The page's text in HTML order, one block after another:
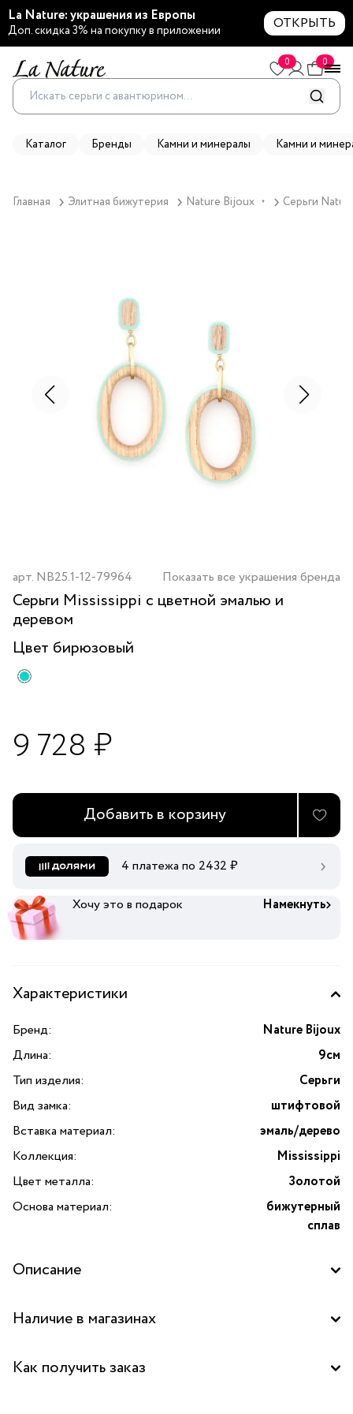
La Nature: украшения из Европы
Доп. скидка 3% на покупку в приложении ОТКРЫТЬ
0 0
Каталог Бренды Камни и минералы Камни и
Главная Элитная бижутерия Nature Bijoux ▼ Серьги
арт. NB25.1-12-79964 Показать все украшения бренда
Серьги Mississippi с цветной эмалью и
деревом
Цвет бирюзовый
9 728 ₽
Добавить в корзину
4 платежа по 2432 ₽
Хочу это в подарок Намекнуть
Характеристики
Бренд:
Nature Bijoux
Длина:
9см
Тип изделия:
Серьги
Вид замка:
штифтовой
Вставка материал:
эмаль/дерево
Коллекция:
Mississippi
Цвет металла:
Золотой
Основа материал:
бижутерный
сплав
Описание
Bijoux станут настоящим украшением для каждой
аксессуар, это произведение искусства, которое
Наличие в магазинах
Бутик "La Nature" в ТЦ "Метрополис", Москва
Как получить заказ